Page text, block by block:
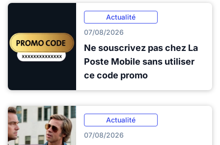
Actualité
07/08/2026
Ne souscrivez pas chez La
Poste Mobile sans utiliser
ce code promo
Actualité
07/08/2026